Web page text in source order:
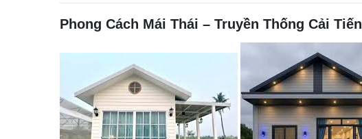
Phong Cách Mái Thái – Truyền Thống Cải Tiến